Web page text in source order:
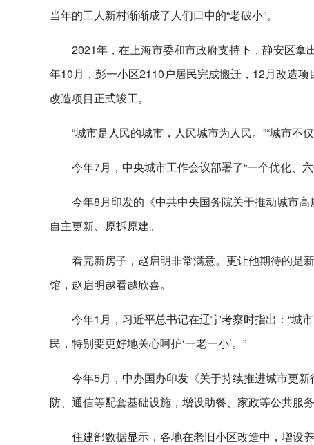
当年的工人新村渐渐成了人们口中的“老破小”。
2021年，在上海市委和市政府支持下，静安区拿
年10月，彭一小区2110户居民完成搬迁，12月改造
改造项目正式竣工。
“城市是人民的城市，人民城市为人民。”“城市不
今年7月，中央城市工作会议部署了“一个优化、
今年8月印发的《中共中央国务院关于推动城市
自主更新、原拆原建。
看完新房子，赵启明非常满意。更让他期待的是
馆，赵启明越看越欣喜。
今年1月，习近平总书记在辽宁考察时指出：“城
民，特别要更好地关心呵护‘一老一小’。”
今年5月，中办国办印发《关于持续推进城市更
防、通信等配套基础设施，增设助餐、家政等公共服务
住建部数据显示，各地在老旧小区改造中，增设